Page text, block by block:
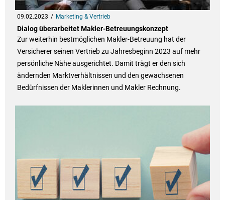
09.02.2023 Marketing & Vertrieb
Dialog überarbeitet Makler-Betreuungskonzept
Zur weiterhin bestmöglichen Makler-Betreuung hat der
Versicherer seinen Vertrieb zu Jahresbeginn 2023 auf mehr
persönliche Nähe ausgerichtet. Damit trägt er den sich
ändernden Marktverhältnissen und den gewachsenen
Bedürfnissen der Maklerinnen und Makler Rechnung.